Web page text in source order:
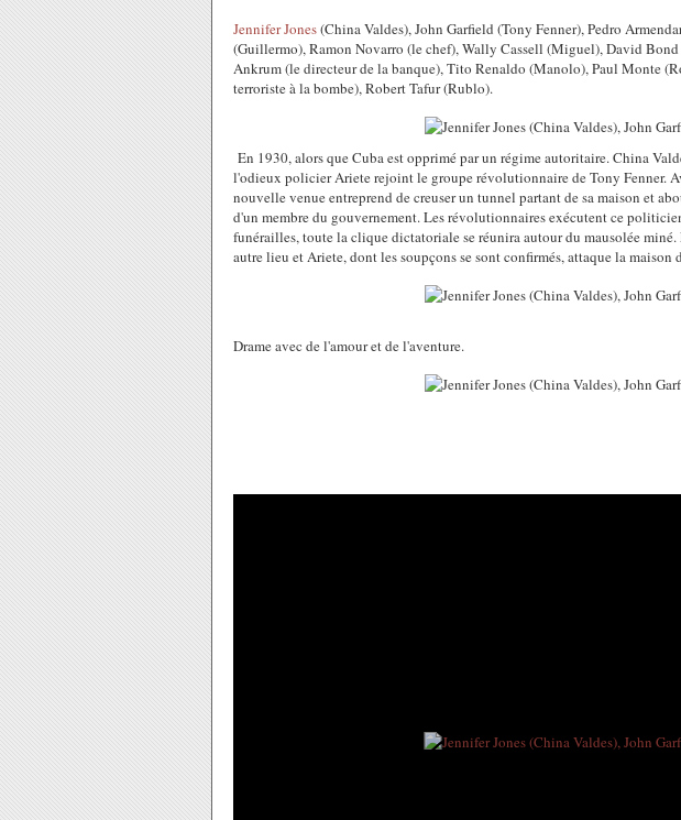
Jennifer Jones(China Valdes), John Garfield (Tony Fenner), Pedro
(Guillermo), Ramon Novarro (le chef), Wally Cassell (Miguel), David Bond
Ankrum (le directeur de la banque), Tito Renaldo (Manolo), Paul Monte
terroriste à la bombe), Robert Tafur (Rublo).
En 1930, alors que Cuba est opprimé par un régime autoritaire. China
l'odieux policier Ariete rejoint le groupe révolutionnaire de Tony Fenner.
nouvelle venue entreprend de creuser un tunnel partant de sa maison et
d'un membre du gouvernement. Les révolutionnaires exécutent ce
funérailles, toute la clique dictatoriale se réunira autour du mausolée miné.
autre lieu et Ariete, dont les soupçons se sont confirmés, attaque la maison
Drame avec de l'amour et de l'aventure.